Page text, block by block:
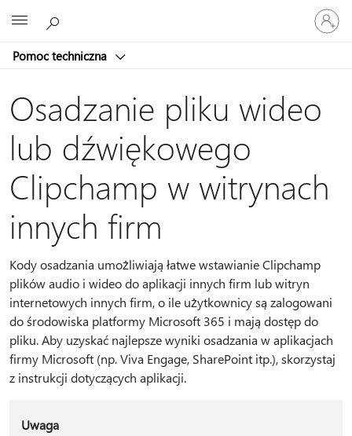
Pomoc techniczna
Zaloguj
się
do
konta
Osadzanie pliku wideo
lub dźwiękowego
Clipchamp w witrynach
innych firm
Kody osadzania umożliwiają łatwe wstawianie Clipchamp
plików audio i wideo do aplikacji innych firm lub witryn
internetowych innych firm, o ile użytkownicy są zalogowani
do środowiska platformy Microsoft 365 i mają dostęp do
pliku. Aby uzyskać najlepsze wyniki osadzania w aplikacjach
firmy Microsoft (np. Viva Engage, SharePoint itp.), skorzystaj
z instrukcji dotyczących aplikacji.
Uwaga